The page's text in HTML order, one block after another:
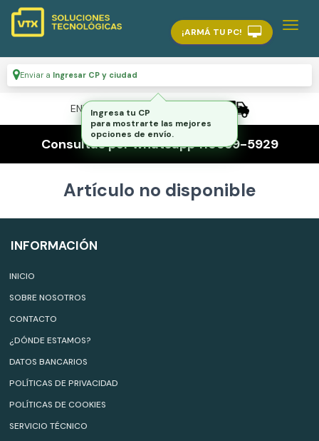
¡ARMÁ TU PC!
Enviar a Ingresar CP y ciudad
ENVÍO GRATIS A TODO EL PAÍS
Consultas por whatsapp 116559-5929
Artículo no disponible
INFORMACIÓN
INICIO
SOBRE NOSOTROS
CONTACTO
¿DÓNDE ESTAMOS?
DATOS BANCARIOS
POLÍTICAS DE PRIVACIDAD
POLÍTICAS DE COOKIES
SERVICIO TÉCNICO
Ingresa tu CP
para mostrarte las mejores
opciones de envío.